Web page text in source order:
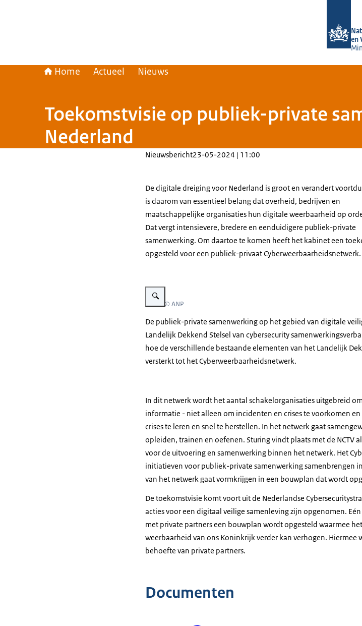
en
Home Actueel Nieuws
Toekomstvisie op publiek-private
Nederland
Nieuwsbericht23-05-2024 | 11:00
De digitale dreiging voor Nederland is groot en verandert
is daarom van essentieel belang dat overheid, bedrijven en
maatschappelijke organisaties hun digitale weerbaarheid op
Dat vergt intensievere, bredere en eenduidigere publiek-private
samenwerking. Om daartoe te komen heeft het kabinet een
opgesteld voor een publiek-privaat Cyberweerbaarheidsnetwerk.
Vergroot afbeelding Een watertaxi op het water met op de achtergrond
Beeld: © ANP
De publiek-private samenwerking op het gebied van digitale
Landelijk Dekkend Stelsel van cybersecurity
hoe de verschillende bestaande elementen van het Landelijk
versterkt tot het Cyberweerbaarheidsnetwerk.
In dit netwerk wordt het aantal schakelorganisaties uitgebreid
informatie - niet alleen om incidenten en crises te voorkomen
crises te leren en snel te herstellen. In het netwerk gaat
opleiden, trainen en oefenen. Sturing vindt plaats met de NCTV
voor de uitvoering en samenwerking binnen het netwerk. Het
initiatieven voor publiek-private samenwerking samenbrengen
van het netwerk gaat vormkrijgen in een bouwplan dat wordt
De toekomstvisie komt voort uit de Nederlandse
acties voor een digitaal veilige samenleving zijn opgenomen.
met private partners een bouwplan wordt opgesteld waarmee
weerbaarheid van ons Koninkrijk verder kan verhogen.
behoefte van private partners.
Documenten